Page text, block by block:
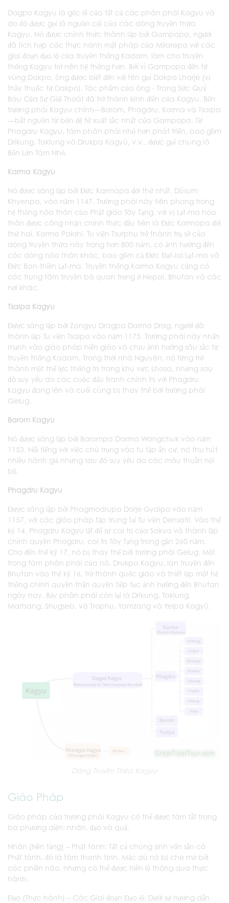
Dagpo Kagyu là gốc rễ của tất cả các phân phái Kagyu và
do đó được gọi là nguồn cội của các dòng truyền thừa
Kagyu. Nó được chính thức thành lập bởi Gampopa, người
đã tích hợp các thực hành mật pháp của Milarepa với các
giai đoạn đạo lộ của truyền thống Kadam, làm cho truyền
thống Kagyu trở nên hệ thống hơn. Bởi vì Gampopa đến từ
vùng Dakpo, ông được biết đến với tên gọi Dakpo Lharjé (vị
thầy thuốc từ Dakpo). Tác phẩm của ông - Trang Sức Quý
Báu Của Sự Giải Thoát đã trở thành kinh điển của Kagyu. Bốn
trường phái Kagyu chính—Barom, Phagdru, Karma và Tsalpa
—bắt nguồn từ bốn đệ tử xuất sắc nhất của Gampopa. Từ
Phagdru Kagyu, tám phân phái nhỏ hơn phát triển, bao gồm
Drikung, Taklung và Drukpa Kagyü, v.v., được gọi chung là
Bốn Lớn Tám Nhỏ.
Karma Kagyu
Nó được sáng lập bởi Đức Karmapa đời thứ nhất, Düsum
Khyenpa, vào năm 1147. Trường phái này tiên phong trong
hệ thống hóa thân của Phật giáo Tây Tạng, với vị Lạt-ma hóa
thân được công nhận chính thức đầu tiên là Đức Karmapa đời
thứ hai, Karma Pakshi. Tu viện Tsurphu trở thành trụ sở của
dòng truyền thừa này trong hơn 800 năm, có ảnh hưởng đến
các dòng hóa thân khác, bao gồm cả Đức Đạt-lai Lạt-ma và
Đức Ban-thiền Lạt-ma. Truyền thống Karma Kagyu cũng có
các trung tâm truyền bá quan trọng ở Nepal, Bhutan và các
nơi khác.
Tsalpa Kagyu
Được sáng lập bởi Zangyu Dragpa Darma Drag, người đã
thành lập Tu viện Tsalpa vào năm 1175. Trường phái này nhấn
mạnh vào giáo pháp hiển giáo và chịu ảnh hưởng sâu sắc từ
truyền thống Kadam. Trong thời nhà Nguyên, nó từng trở
thành một thế lực thống trị trong khu vực Lhasa, nhưng sau
đó suy yếu do các cuộc đấu tranh chính trị với Phagdru
Kagyu đang lên và cuối cùng bị thay thế bởi trường phái
Gelug.
Barom Kagyu
Nó được sáng lập bởi Barompa Darma Wangchuk vào năm
1153. Nổi tiếng với việc chú trọng vào tu tập ẩn cư, nó thu hút
nhiều hành giả nhưng sau đó suy yếu do các mâu thuẫn nội
bộ.
Phagdru Kagyu
Được sáng lập bởi Phagmodrupa Dorje Gyalpo vào năm
1157, với các giáo pháp tập trung tại Tu viện Densatil. Vào thế
kỷ 14, Phagdru Kagyu lật đổ sự cai trị của Sakya và thành lập
chính quyền Phagdru, cai trị Tây Tạng trong gần 260 năm.
Cho đến thế kỷ 17, nó bị thay thế bởi trường phái Gelug. Một
trong tám phân phái của nó, Drukpa Kagyu, lan truyền đến
Bhutan vào thế kỷ 16, trở thành quốc giáo và thiết lập một hệ
thống chính quyền thần quyền tiếp tục ảnh hưởng đến Bhutan
ngày nay. Bảy phân phái còn lại là Drikung, Taklung,
Martsang, Shugseb, và Trophu, Yamzang và Yelpa Kagyü.
Dòng Truyền Thừa Kagyu
Giáo Pháp
Giáo pháp của trường phái Kagyu có thể được tóm tắt trong
ba phương diện: nhân, đạo và quả.
Nhân (Nền tảng) – Phật tánh: Tất cả chúng sinh vốn sẵn có
Phật tánh, đó là tâm thanh tịnh. Mặc dù nó bị che mờ bởi
các phiền não, nhưng có thể được hiển lộ thông qua thực
hành.
Đạo (Thực hành) – Các Giai đoạn Đạo lộ: Dưới sự hướng dẫn